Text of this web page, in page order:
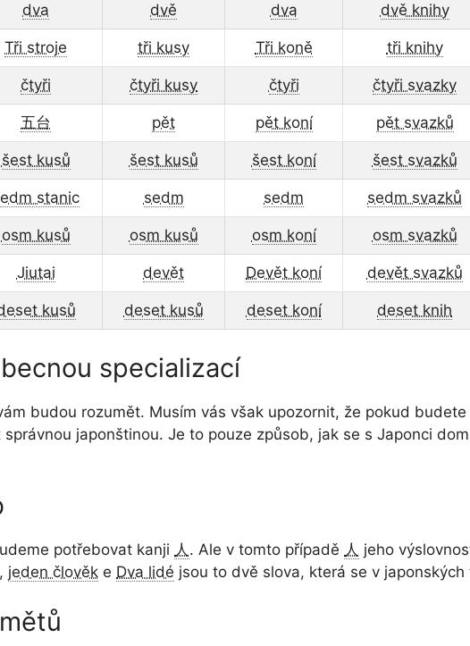
dva dvě dva dvě knihy
Tři stroje tři kusy Tři koně tři knihy
čtyři čtyři kusy čtyři čtyři svazky
五台 pět pět koní pět svazků
šest kusů šest kusů šest koní šest svazků
stanic sedm sedm sedm svazků
osm kusů osm kusů osm koní osm svazků
Jiutai devět Devět koní devět svazků
kusů deset kusů deset koní deset knih
specializací
budou rozumět. Musím vás však upozornit, že pokud
japonštinou. Je to pouze způsob, jak se s Japonci
potřebovat kanji 人 . Ale v tomto případě 人 jeho
jeden člověk e Dva lidé jsou to dvě slova, která se v